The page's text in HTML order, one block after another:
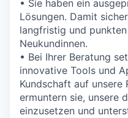
• Sie haben ein
Lösungen. Damit
langfristig und
Neukundinnen.
• Bei Ihrer Beratung
innovative Tools und
Kundschaft auf unsere
ermuntern sie, unsere
einzusetzen und